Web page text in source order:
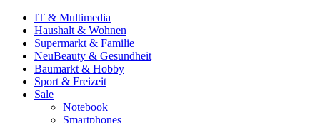
IT & Multimedia
Haushalt & Wohnen
Supermarkt & Familie
NeuBeauty & Gesundheit
Baumarkt & Hobby
Sport & Freizeit
Sale
Notebook
Smartphones